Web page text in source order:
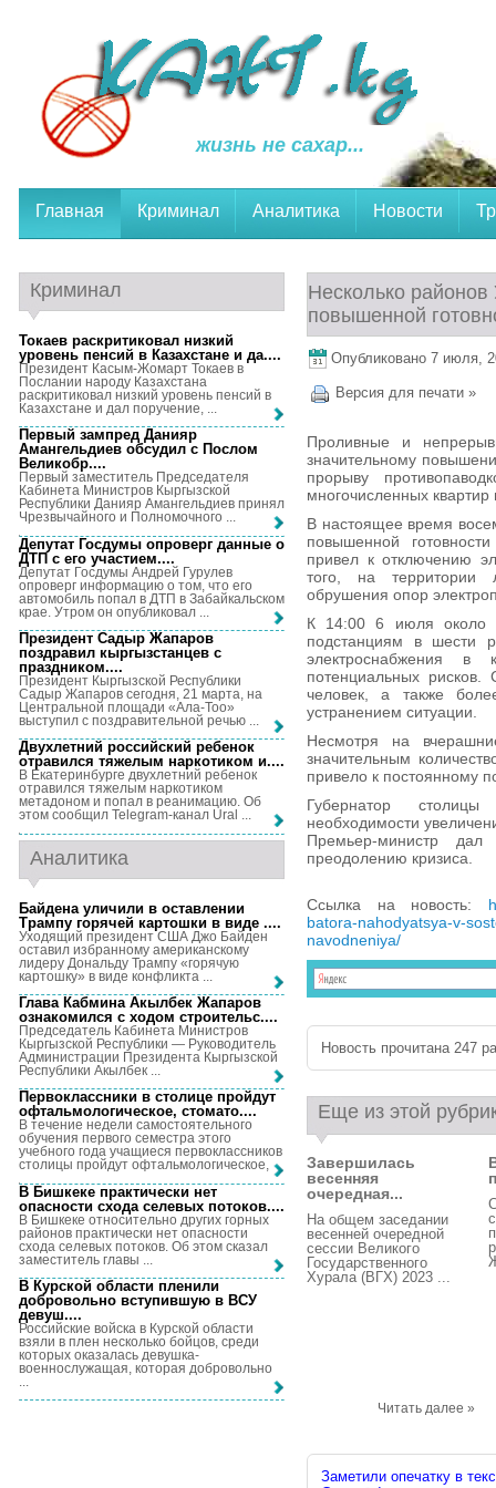
жизнь не сахар...
Главная Криминал Аналитика Новости
Несколько районов
повышенной
Опубликовано 7 июля,
Версия для печати »
Проливные и
значительному
прорыву
многочисленных
В настоящее время
повышенной
привел к отключению
того, на территории
обрушения опор
К 14:00 6 июля около
подстанциям в шести
электроснабжения в
потенциальных
человек, а также
устранением ситуации.
Несмотря на
значительным
привело к постоянному
Губернатор
необходимости
Премьер-министр
преодолению кризиса.
Ссылка на новость:
batora-nahodyatsya-v-
navodneniya/
Новость прочитана 247
Еще из этой
Завершилась
весенняя
очередная...
На общем заседании
весенней очередной
сессии Великого
Государственного
Хурала (ВГХ) 2023 ...
Читать далее »
Заметили опечатку в
Криминал
Токаев раскритиковал низкий
уровень пенсий в Казахстане и да....
Президент Касым-Жомарт Токаев в
Послании народу Казахстана
раскритиковал низкий уровень пенсий в
Казахстане и дал поручение, ...
Первый зампред Данияр
Амангельдиев обсудил с Послом
Великобр....
Первый заместитель Председателя
Кабинета Министров Кыргызской
Республики Данияр Амангельдиев принял
Чрезвычайного и Полномочного ...
Депутат Госдумы опроверг данные о
ДТП с его участием....
Депутат Госдумы Андрей Гурулев
опроверг информацию о том, что его
автомобиль попал в ДТП в Забайкальском
крае. Утром он опубликовал ...
Президент Садыр Жапаров
поздравил кыргызстанцев с
праздником....
Президент Кыргызской Республики
Садыр Жапаров сегодня, 21 марта, на
Центральной площади «Ала-Тоо»
выступил с поздравительной речью ...
Двухлетний российский ребенок
отравился тяжелым наркотиком и....
В Екатеринбурге двухлетний ребенок
отравился тяжелым наркотиком
метадоном и попал в реанимацию. Об
этом сообщил Telegram-канал Ural ...
Аналитика
Байдена уличили в оставлении
Трампу горячей картошки в виде ....
Уходящий президент США Джо Байден
оставил избранному американскому
лидеру Дональду Трампу «горячую
картошку» в виде конфликта ...
Глава Кабмина Акылбек Жапаров
ознакомился с ходом строительс....
Председатель Кабинета Министров
Кыргызской Республики — Руководитель
Администрации Президента Кыргызской
Республики Акылбек ...
Первоклассники в столице пройдут
офтальмологическое, стомато....
В течение недели самостоятельного
обучения первого семестра этого
учебного года учащиеся первоклассников
столицы пройдут офтальмологическое, ...
В Бишкеке практически нет
опасности схода селевых потоков....
В Бишкеке относительно других горных
районов практически нет опасности
схода селевых потоков. Об этом сказал
заместитель главы ...
В Курской области пленили
добровольно вступившую в ВСУ
девуш....
Российские войска в Курской области
взяли в плен несколько бойцов, среди
которых оказалась девушка-
военнослужащая, которая добровольно
...